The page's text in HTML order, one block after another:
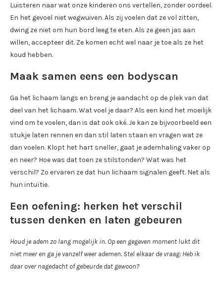
Luisteren naar wat onze kinderen ons vertellen, zonder oordeel.
En het gevoel niet wegwuiven. Als zij voelen dat ze vol zitten,
dwing ze niet om hun bord leeg te eten. Als ze geen jas aan
willen, accepteer dit. Ze komen echt wel naar je toe als ze het
koud hebben.
Maak samen eens een bodyscan
Ga het lichaam langs en breng je aandacht op de plek van dat
deel van het lichaam. Wat voel je daar? Als een kind het moeilijk
vind om te voelen, dan is dat ook oké. Je kan ze bijvoorbeeld een
stukje laten rennen en dan stil laten staan en vragen wat ze
dan voelen. Klopt het hart sneller, gaat je ademhaling vaker op
en neer? Hoe was dat toen ze stilstonden? Wat was het
verschil? Zo ervaren ze dat hun lichaam signalen geeft. Net als
hun intuïtie.
Een oefening: herken het verschil
tussen denken en laten gebeuren
Houd je adem zo lang mogelijk in. Op een gegeven moment lukt dit
niet meer en ga je vanzelf weer ademen. Stel elkaar de vraag: Heb ik
daar over nagedacht of gebeurde dat gewoon?